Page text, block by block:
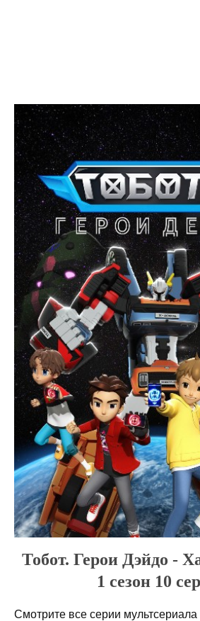
Тобот. Герои Дэйдо -
1 сезон 10
Смотрите все серии мультсериала